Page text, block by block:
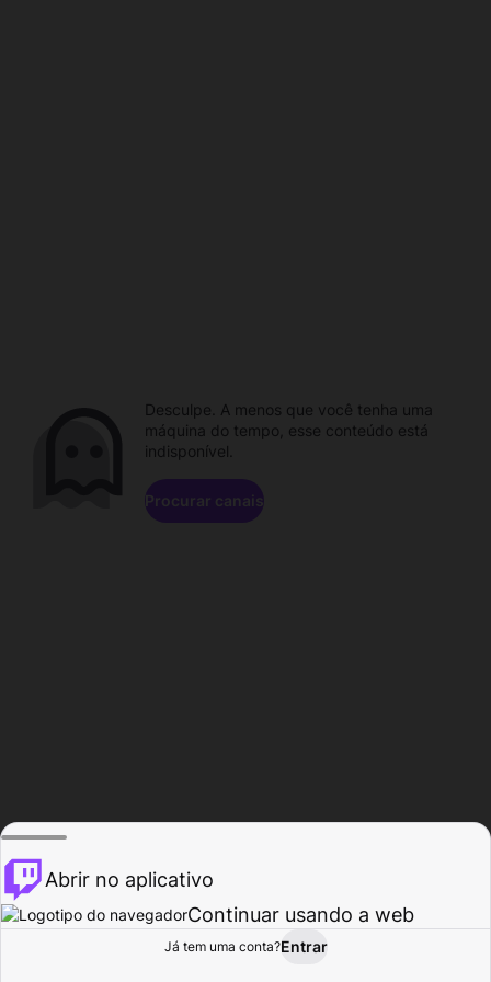
Procurar Atividade
Desculpe. A menos que você tenha uma
máquina do tempo, esse conteúdo está
indisponível.
Procurar canais
Abrir no aplicativo
Continuar usando a web
Já tem uma conta?Entrar